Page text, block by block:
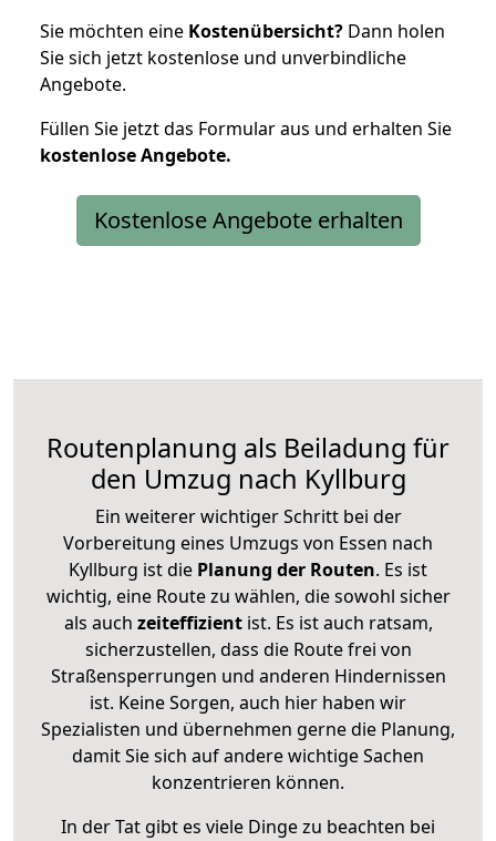
Sie möchten eine Kostenübersicht? Dann holen
Sie sich jetzt kostenlose und unverbindliche
Angebote.
Füllen Sie jetzt das Formular aus und erhalten Sie
kostenloseAngebote.
Kostenlose Angebote erhalten
Routenplanung als Beiladung für
den Umzug nach Kyllburg
Ein weiterer wichtiger Schritt bei der
Vorbereitung eines Umzugs von Essen nach
Kyllburg ist die Planung der Routen. Es ist
wichtig, eine Route zu wählen, die sowohl sicher
als auch zeiteffizientist. Es ist auch ratsam,
sicherzustellen, dass die Route frei von
Straßensperrungen und anderen Hindernissen
ist. Keine Sorgen, auch hier haben wir
Spezialisten und übernehmen gerne die Planung,
damit Sie sich auf andere wichtige Sachen
konzentrieren können.
In der Tat gibt es viele Dinge zu beachten bei